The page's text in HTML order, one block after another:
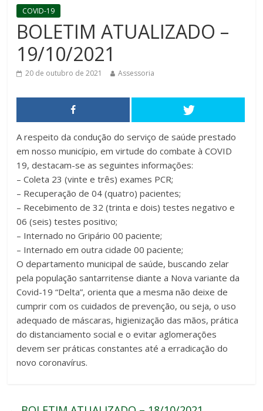
COVID-19
BOLETIM ATUALIZADO –
19/10/2021
20 de outubro de 2021 Assessoria
A respeito da condução do serviço de saúde prestado
em nosso município, em virtude do combate à COVID
19, destacam-se as seguintes informações:
– Coleta 23 (vinte e três) exames PCR;
– Recuperação de 04 (quatro) pacientes;
– Recebimento de 32 (trinta e dois) testes negativo e
06 (seis) testes positivo;
– Internado no Gripário 00 paciente;
– Internado em outra cidade 00 paciente;
O departamento municipal de saúde, buscando zelar
pela população santarritense diante a Nova variante da
Covid-19 “Delta”, orienta que a mesma não deixe de
cumprir com os cuidados de prevenção, ou seja, o uso
adequado de máscaras, higienização das mãos, prática
do distanciamento social e o evitar aglomerações
devem ser práticas constantes até a erradicação do
novo coronavírus.